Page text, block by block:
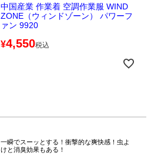
中国産業 作業着 空調作業服 WIND
ZONE（ウィンドゾーン） パワーフ
ァン 9920
¥4,550税込
一瞬でスーッとする！衝撃的な爽快感！虫よ
けと消臭効果もある！